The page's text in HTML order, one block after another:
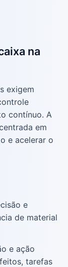
na
exigem
contínuo. A
em
e acelerar o
e
de material
e ação
tarefas